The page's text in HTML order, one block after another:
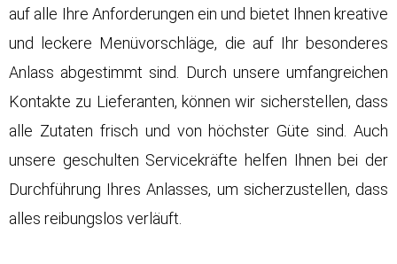
auf alle Ihre Anforderungen ein und bietet Ihnen kreative
und leckere Menüvorschläge, die auf Ihr besonderes
Anlass abgestimmt sind. Durch unsere umfangreichen
Kontakte zu Lieferanten, können wir sicherstellen, dass
alle Zutaten frisch und von höchster Güte sind. Auch
unsere geschulten Servicekräfte helfen Ihnen bei der
Durchführung Ihres Anlasses, um sicherzustellen, dass
alles reibungslos verläuft.